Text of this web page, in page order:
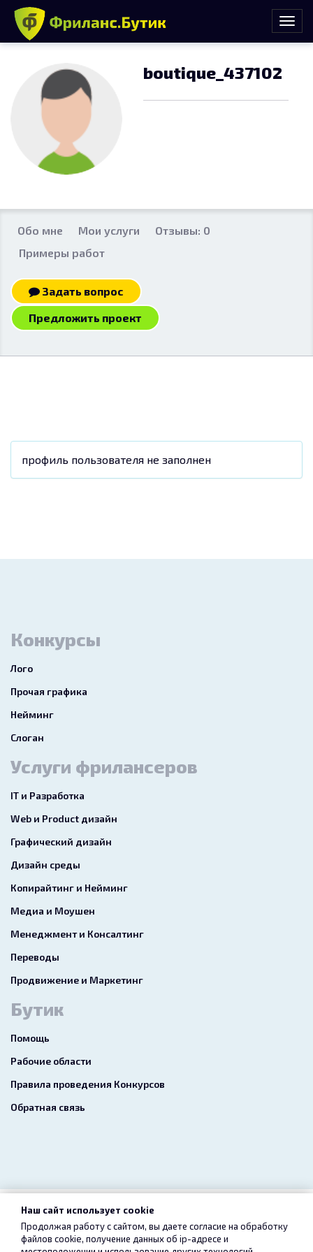
boutique_437102
Обо мне Мои услуги
Отзывы: 0
Примеры работ
Задать вопрос
Предложить проект
профиль пользователя не заполнен
Конкурсы
Лого
Прочая графика
Нейминг
Слоган
Услуги фрилансеров
IT и Разработка
Web и Product дизайн
Графический дизайн
Дизайн среды
Копирайтинг и Нейминг
Медиа и Моушен
Менеджмент и Консалтинг
Переводы
Продвижение и Маркетинг
Бутик
Помощь
Рабочие области
Правила проведения Конкурсов
Обратная связь
2026 freelance.boutique
Пользовательское соглашение Конфиденциальность
Наш сайт использует cookie
Продолжая работу с сайтом, вы даете согласие на обработку
файлов cookie, получение данных об ip-адресе и